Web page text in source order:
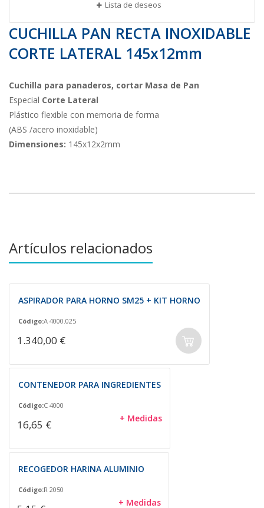
Lista de deseos
CUCHILLA PAN RECTA INOXIDABLE
CORTE LATERAL 145x12mm
Cuchilla para panaderos, cortar Masa de Pan
Especial Corte Lateral
Plástico flexible con memoria de forma
(ABS /acero inoxidable)
Dimensiones: 145x12x2mm
Artículos relacionados
ASPIRADOR PARA HORNO SM25 + KIT HORNO
Código:A 4000.025
1.340,00 €
CONTENEDOR PARA INGREDIENTES
Código:C 4000
16,65 € + Medidas
RECOGEDOR HARINA ALUMINIO
Código:R 2050
+ Medidas